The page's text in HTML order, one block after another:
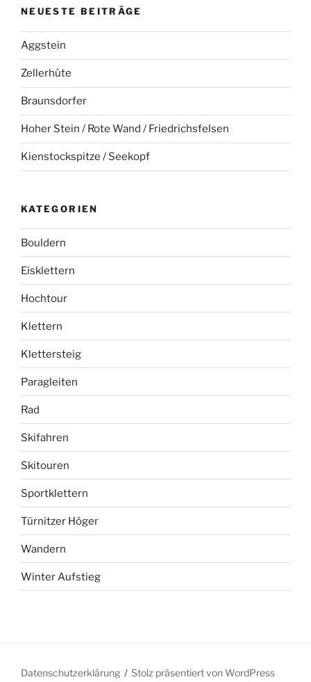
NEUESTE BEITRÄGE
Aggstein
Zellerhüte
Braunsdorfer
Hoher Stein / Rote Wand / Friedrichsfelsen
Kienstockspitze / Seekopf
KATEGORIEN
Bouldern
Eisklettern
Hochtour
Klettern
Klettersteig
Paragleiten
Rad
Skifahren
Skitouren
Sportklettern
Türnitzer Höger
Wandern
Winter Aufstieg
Datenschutzerklärung Stolz präsentiert von WordPress